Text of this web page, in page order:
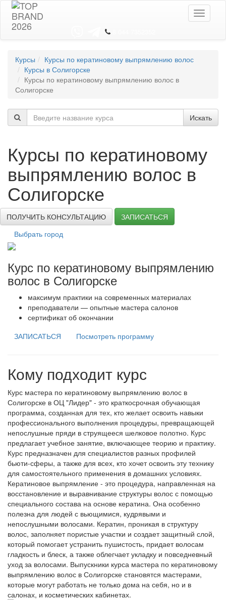
Toggle
Курсы
Курсы по кератиновому выпрямлению волос
Курсы в Солигорске
Курсы по кератиновому выпрямлению волос в
Солигорске
Искать
Курсы по кератиновому
выпрямлению волос в
Солигорске
ПОЛУЧИТЬ КОНСУЛЬТАЦИЮ
ЗАПИСАТЬСЯ
Выбрать город
Курс по кератиновому выпрямлению
волос в Солигорске
максимум практики на современных материалах
преподаватели — опытные мастера салонов
сертификат об окончании
ЗАПИСАТЬСЯ
Посмотреть программу
Кому подходит курс
Курс мастера по кератиновому выпрямлению волос в
Солигорске в ОЦ "Лидер" - это краткосрочная обучающая
программа, созданная для тех, кто желает освоить навыки
профессионального выполнения процедуры, превращающей
непослушные пряди в струящееся шелковое полотно. Курс
предлагает учебное занятие, включающее теорию и практику.
Курс предназначен для специалистов разных профилей
бьюти-сферы, а также для всех, кто хочет освоить эту технику
для самостоятельного применения в домашних условиях.
Кератиновое выпрямление - это процедура, направленная на
восстановление и выравнивание структуры волос с помощью
специального состава на основе кератина. Она особенно
полезна для людей с вьющимися, кудрявыми и
непослушными волосами. Кератин, проникая в структуру
волос, заполняет пористые участки и создает защитный слой,
который помогает устранить пушистость, придает волосам
гладкость и блеск, а также облегчает укладку и повседневный
уход за волосами. Выпускники курса мастера по кератиновому
выпрямлению волос в Солигорске становятся мастерами,
которые могут работать не только дома на себя, но и в
салонах, и косметических кабинетах.